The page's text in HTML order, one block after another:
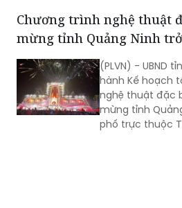
Chương trình nghệ thuật
mừng tỉnh Quảng Ninh
(PLVN) - UBND
hành Kế hoạch
nghệ thuật đặc
mừng tỉnh
phố trực thuộc